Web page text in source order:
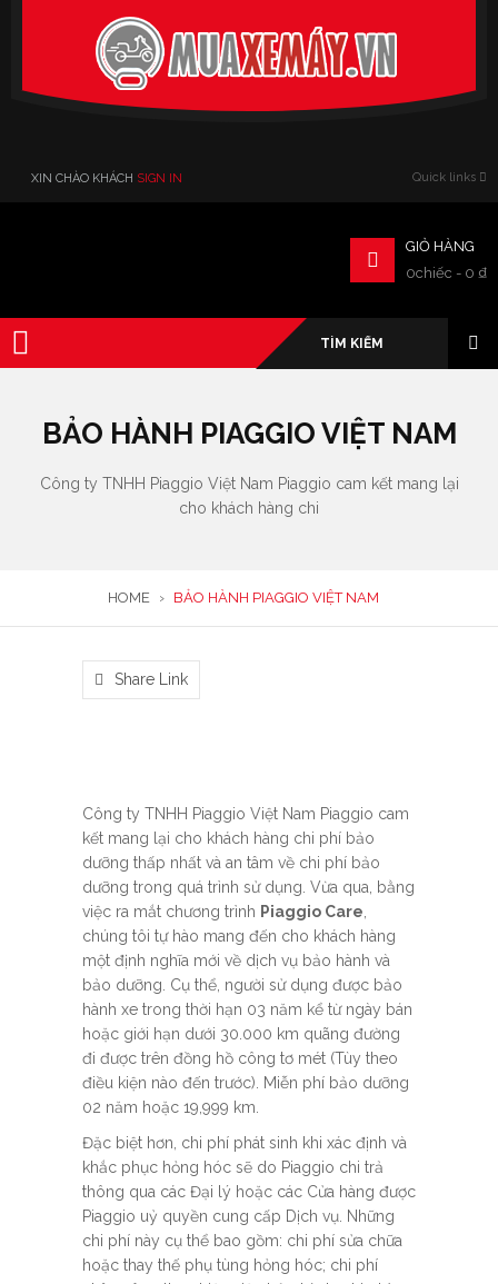
XIN CHÀO KHÁCH SIGN IN Quick links
GIỎ HÀNG
0chiếc - 0 ₫
BẢO HÀNH PIAGGIO VIỆT NAM
Công ty TNHH Piaggio Việt Nam Piaggio cam kết mang lại
cho khách hàng chi
HOME › BẢO HÀNH PIAGGIO VIỆT NAM
Share Link
Công ty TNHH Piaggio Việt Nam Piaggio cam
kết mang lại cho khách hàng chi phí bảo
dưỡng thấp nhất và an tâm về chi phí bảo
dưỡng trong quá trình sử dụng. Vừa qua, bằng
việc ra mắt chương trình Piaggio Care
chúng tôi tự hào mang đến cho khách hàng
một định nghĩa mới về dịch vụ bảo hành và
bảo dưỡng. Cụ thể, người sử dụng được bảo
hành xe trong thời hạn 03 năm kể từ ngày bán
hoặc giới hạn dưới 30.000 km quãng đường
đi được trên đồng hồ công tơ mét (Tùy theo
điều kiện nào đến trước). Miễn phí bảo dưỡng
02 năm hoặc 19,999 km.
Đặc biệt hơn, chi phí phát sinh khi xác định và
khắc phục hỏng hóc sẽ do Piaggio chi trả
thông qua các Đại lý hoặc các Cửa hàng được
Piaggio uỷ quyền cung cấp Dịch vụ. Những
chi phí này cụ thể bao gồm: chi phí sửa chữa
hoặc thay thế phụ tùng hỏng hóc; chi phí